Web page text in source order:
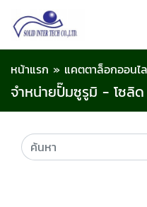
หน้าแรก » แคตตาล็อกออนไ
จำหน่ายปั๊มซูรูมิ - โซลิด